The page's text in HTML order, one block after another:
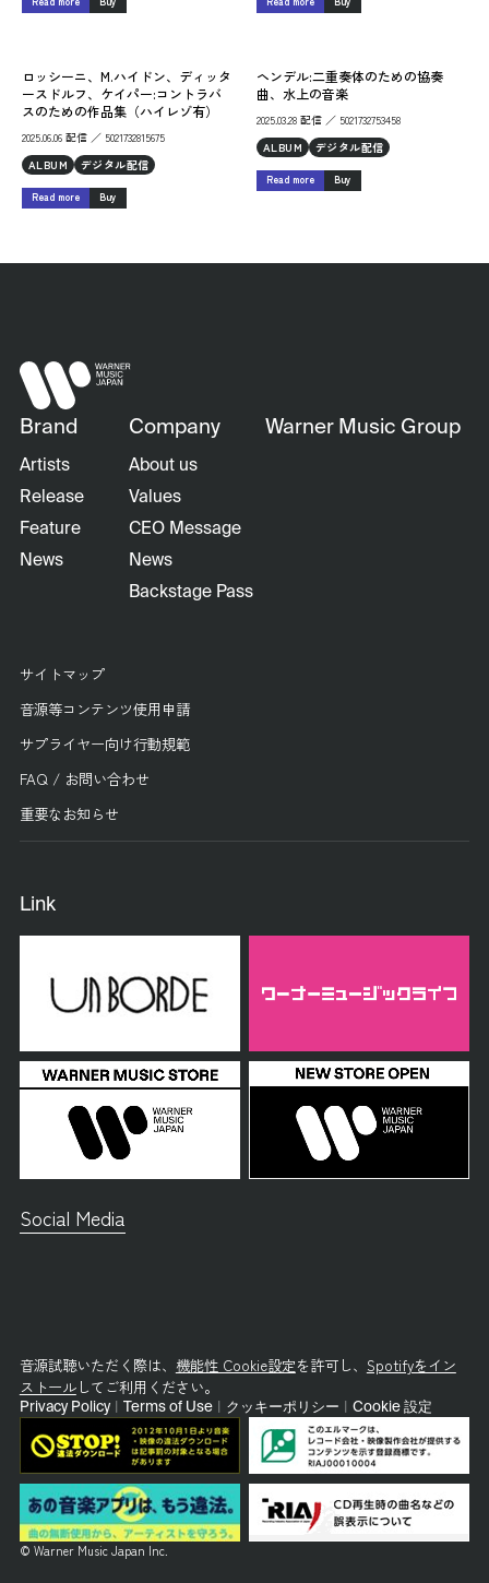
ロッシーニ、M.ハイドン、ディッタ
ースドルフ、ケイパー:コントラバ
スのための作品集（ハイレゾ有）
2025.06.06 配信 ／ 5021732815675
ALBUM
デジタル配信
Read more Buy
ヘンデル:二重奏体のための協奏
曲、水上の音楽
2025.03.28 配信 ／ 5021732753458
ALBUM
デジタル配信
Read more Buy
Brand
Artists
Release
Feature
News
Company
About us
Values
CEO Message
News
Backstage Pass
Warner Music Group
サイトマップ
音源等コンテンツ使用申請
サプライヤー向け行動規範
FAQ / お問い合わせ
重要なお知らせ
Link
Social Media
音源試聴いただく際は、 機能性 Cookie設定を許可し、 Spotifyをイン
ストールしてご利用ください。
Privacy Policy Terms of Use クッキーポリシー Cookie 設定
© Warner Music Japan Inc.